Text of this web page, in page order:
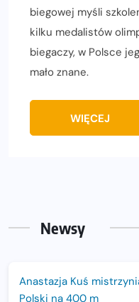
biegowej myśli
kilku medalistów
biegaczy, w Polsce
mało znane.
WIĘCEJ
Newsy
Anastazja Kuś
Polski na 400 m